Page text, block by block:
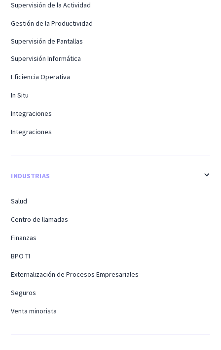
Supervisión de la Actividad
Gestión de la Productividad
Supervisión de Pantallas
Supervisión Informática
Eficiencia Operativa
In Situ
Integraciones
Integraciones
INDUSTRIAS
Salud
Centro de llamadas
Finanzas
BPO TI
Externalización de Procesos Empresariales
Seguros
Venta minorista